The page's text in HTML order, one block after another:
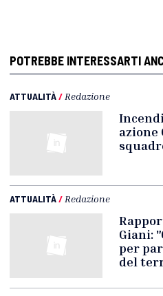
POTREBBE INTERESSARTI
ATTUALITÀ/ Redazione
azione
ATTUALITÀ/ Redazione
Giani:
per
del